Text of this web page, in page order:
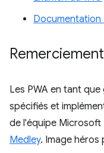
Les PWA en tant
spécifiés et
de l'équipe Microsoft
Medley. Image héros